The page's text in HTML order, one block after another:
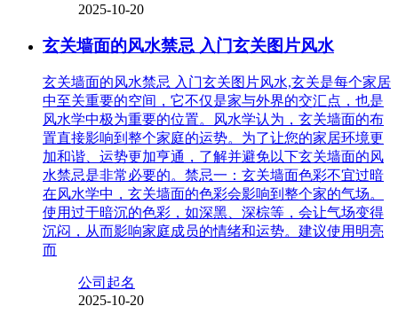
2025-10-20
玄关墙面的风水禁忌 入门玄关图片风水
玄关墙面的风水禁忌 入门玄关图片风水,玄关是每个家居
中至关重要的空间，它不仅是家与外界的交汇点，也是
风水学中极为重要的位置。风水学认为，玄关墙面的布
置直接影响到整个家庭的运势。为了让您的家居环境更
加和谐、运势更加亨通，了解并避免以下玄关墙面的风
水禁忌是非常必要的。禁忌一：玄关墙面色彩不宜过暗
在风水学中，玄关墙面的色彩会影响到整个家的气场。
使用过于暗沉的色彩，如深黑、深棕等，会让气场变得
沉闷，从而影响家庭成员的情绪和运势。建议使用明亮
而
公司起名
2025-10-20